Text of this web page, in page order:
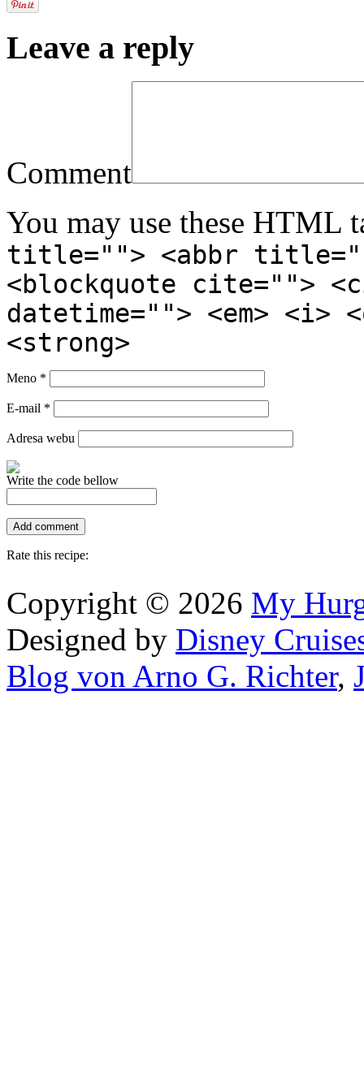
Leave a reply
Comment
You may use these HTML
title=""> <abbr
<blockquote cite="">
datetime=""> <em>
<strong>
Meno *
E-mail *
Adresa webu
Write the code bellow
Rate this recipe:
Copyright © 2026 My
Designed by Disney
Blog von Arno G. Richter,